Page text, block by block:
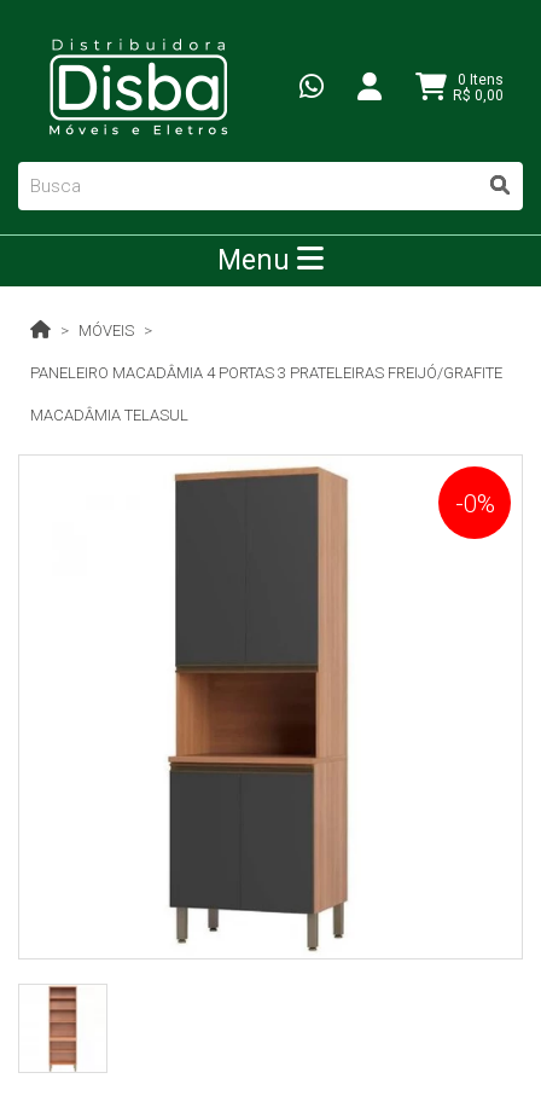
0 Itens
R$ 0,00
Menu
MÓVEIS
PANELEIRO MACADÂMIA 4 PORTAS 3 PRATELEIRAS FREIJÓ/GRAFITE
MACADÂMIA TELASUL
-0%